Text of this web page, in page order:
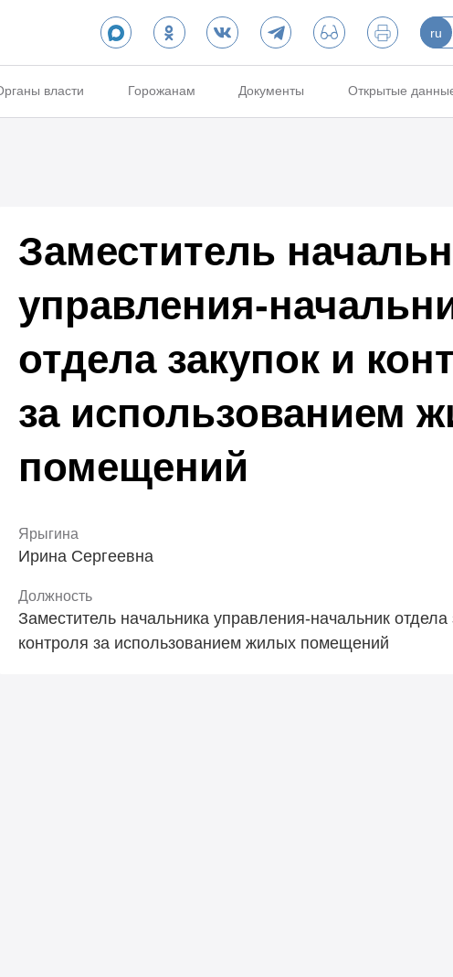
ru
власти Горожанам Документы Открытые
Заместитель
управления-
отдела закупок и
за использованием
помещений
Ярыгина
Ирина Сергеевна
Должность
Заместитель начальника управления-начальник отдела
контроля за использованием жилых помещений